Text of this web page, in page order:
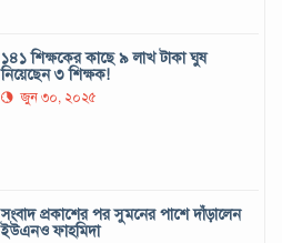
১৪১ শিক্ষকের কাছে ৯ লাখ টাকা ঘুষ
নিয়েছেন ৩ শিক্ষক!
জুন ৩০, ২০২৫
সংবাদ প্রকাশের পর সুমনের পাশে দাঁড়ালেন
ইউএনও ফাহমিদা